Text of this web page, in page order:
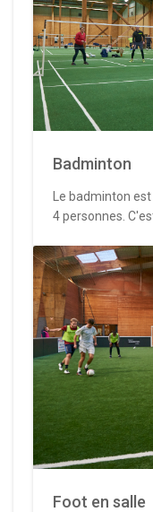
Badminton
Le badminton
4 personnes.
Foot en salle